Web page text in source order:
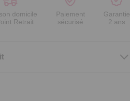
domicile
Retrait
Paiement
sécurisé
Garantie
2 ans